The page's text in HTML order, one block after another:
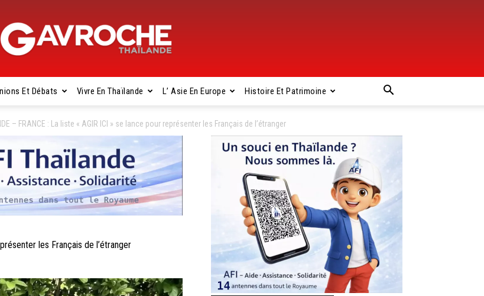
Gavroche
Thaïlande
Et Débats Vivre En Thaïlande L’ Asie En Europe Histoire Et Patrimoine
– FRANCE : La liste « AGIR ICI » se lance pour représenter les Français de l’étranger
les Français de l’étranger